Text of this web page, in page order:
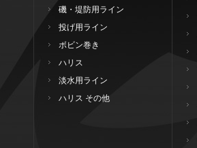
磯・堤防用ライン
投げ用ライン
ボビン巻き
ハリス
淡水用ライン
ハリス その他